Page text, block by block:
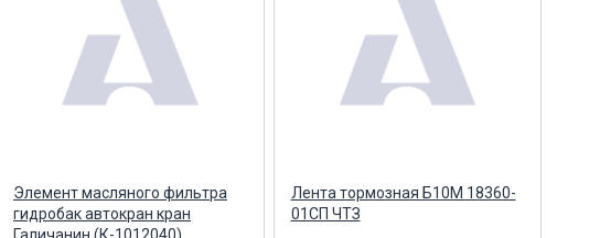
Элемент масляного фильтра
гидробак автокран кран
Галичанин (К-1012040)
Лента тормозная Б10М 18360-
01СП ЧТЗ